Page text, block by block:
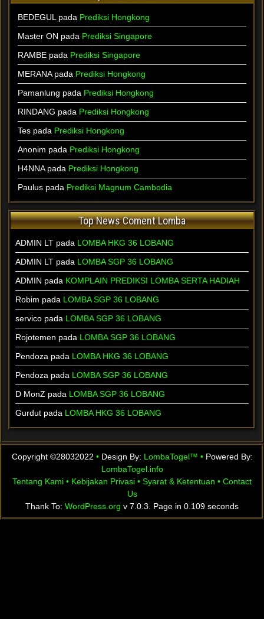
BEDEGUL pada Prediksi Hongkong
Master ON pada Prediksi Singapore
RAMBE pada Prediksi Singapore
MERANApada Prediksi Hongkong
Pamanlung pada Prediksi Hongkong
RINDANG pada Prediksi Hongkong
Tes pada Prediksi Hongkong
Anonim pada Prediksi Hongkong
H4NNApada Prediksi Hongkong
Paulus pada Prediksi Magnum Cambodia
Top News Coment Lomba
ADMIN LT pada LOMBA HKG 36 LOBANG
ADMIN LT pada LOMBA SGP 36 LOBANG
ADMIN pada KOMPLAIN PREDIKSI LOMBA SERTA HADIAH
Robim pada LOMBA SGP 36 LOBANG
servico pada LOMBA SGP 36 LOBANG
Rojotemen pada LOMBA SGP 36 LOBANG
Pendoza pada LOMBA HKG 36 LOBANG
Pendoza pada LOMBA SGP 36 LOBANG
D MonZ pada LOMBA SGP 36 LOBANG
Gurdut pada LOMBA HKG 36 LOBANG
Copyright ©28032022 •Design By: LombaTogel™ •Powered By:
LombaTogel.info
Tentang Kami • Kebijakan Privasi • Syarat & Ketentuan • Contact
Us
Thank To: WordPress.org v 7.0.3. Page in 0.109 seconds